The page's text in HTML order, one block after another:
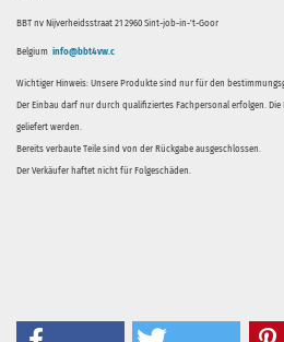
BBT nv Nijverheidsstraat 21 2960 Sint-job-in-'t-Goor
Belgium info@bbt4vw.c
Wichtiger Hinweis: Unsere Produkte sind nur für den
Der Einbau darf nur durch qualifiziertes Fachpersonal erfolgen.
geliefert werden.
Bereits verbaute Teile sind von der Rückgabe ausgeschlossen.
Der Verkäufer haftet nicht für Folgeschäden.